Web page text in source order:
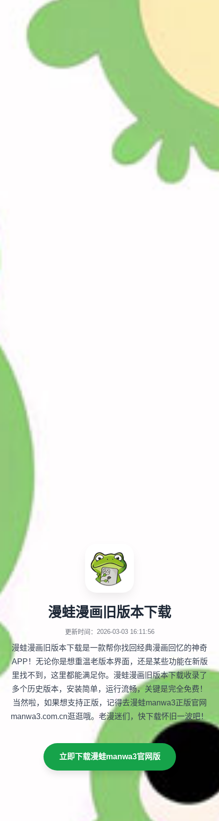
漫蛙漫画旧版本下载
更新时间：2026-03-03 16:11:56
漫蛙漫画旧版本下载是一款帮你找回经典漫画回忆的神奇
APP！无论你是想重温老版本界面，还是某些功能在新版
里找不到，这里都能满足你。漫蛙漫画旧版本下载收录了
多个历史版本，安装简单，运行流畅，关键是完全免费！
当然啦，如果想支持正版，记得去漫蛙manwa3正版官网
manwa3.com.cn逛逛哦。老漫迷们，快下载怀旧一波吧！
立即下载漫蛙manwa3官网版